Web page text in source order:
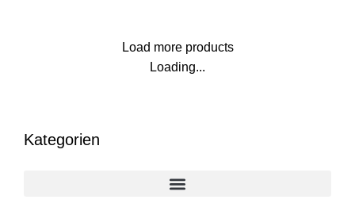
Kategorien
Load more products
Loading...